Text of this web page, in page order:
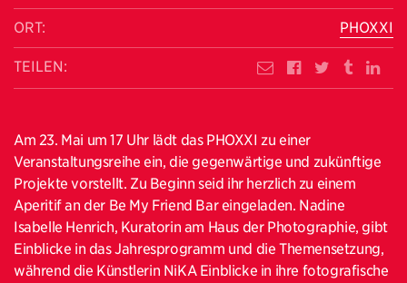
ORT: PHOXXI
TEILEN:
Am 23. Mai um 17 Uhr lädt das PHOXXI zu einer
Veranstaltungsreihe ein, die gegenwärtige und zukünftige
Projekte vorstellt. Zu Beginn seid ihr herzlich zu einem
Aperitif an der Be My Friend Bar eingeladen. Nadine
Isabelle Henrich, Kuratorin am Haus der Photographie, gibt
Einblicke in das Jahresprogramm und die Themensetzung,
während die Künstlerin NiKA Einblicke in ihre fotografische